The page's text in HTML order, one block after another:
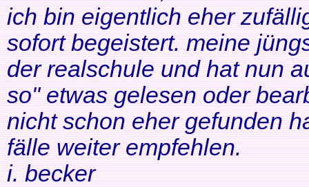
ich bin eigentlich eher
sofort begeistert. meine
der realschule und hat nun
so" etwas gelesen oder
nicht schon eher gefunden
fälle weiter empfehlen.
i. becker